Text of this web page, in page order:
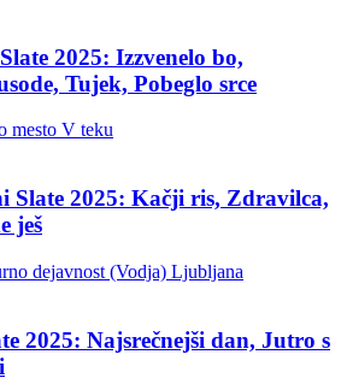
2025: Izzvenelo bo,
Tujek, Pobeglo srce
mesto V teku
Slate 2025: Kačji ris, Zdravilca,
ješ
dejavnost (Vodja) Ljubljana
2025: Najsrečnejši dan, Jutro s